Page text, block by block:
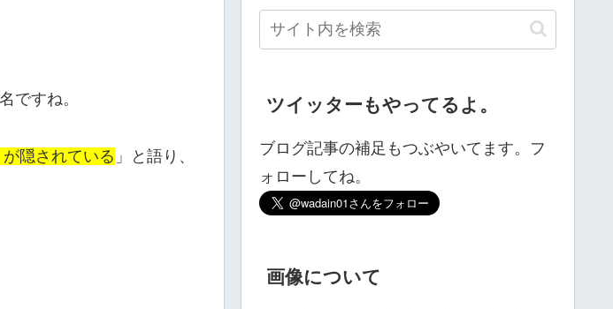
ですね。
隠されている 」と語り、
ツイッターもやってるよ。
ブログ記事の補足もつぶやいてます。フ
ォローしてね。
画像について